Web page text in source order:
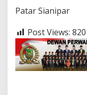
Patar Sianipar
Post Views: 820